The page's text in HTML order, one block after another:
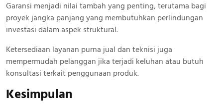
Garansi menjadi nilai tambah yang penting, terutama bagi
proyek jangka panjang yang membutuhkan perlindungan
investasi dalam aspek struktural.
Ketersediaan layanan purna jual dan teknisi juga
mempermudah pelanggan jika terjadi keluhan atau butuh
konsultasi terkait penggunaan produk.
Kesimpulan